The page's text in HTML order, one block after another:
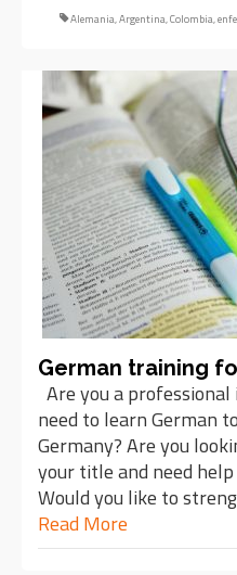
Alemania,Argentina,Colombia,
German training
Are you a
need to learn German
Germany? Are you
your title and need
Would you like to
Read More